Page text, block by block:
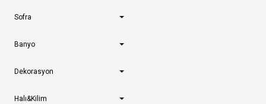
Sofra
Banyo
Dekorasyon
Halı&Kilim